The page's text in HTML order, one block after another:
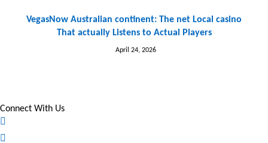
VegasNow Australian continent: The net Local casino
That actually Listens to Actual Players
April 24, 2026
Connect With Us